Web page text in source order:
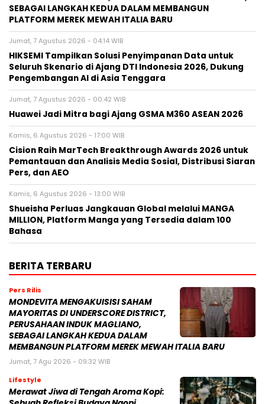
SEBAGAI LANGKAH KEDUA DALAM MEMBANGUN
PLATFORM MEREK MEWAH ITALIA BARU
Jumat, 7 Agustus 2026 - 04:14 WIB
HIKSEMI Tampilkan Solusi Penyimpanan Data untuk
Seluruh Skenario di Ajang DTI Indonesia 2026, Dukung
Pengembangan AI di Asia Tenggara
Jumat, 7 Agustus 2026 - 00:42 WIB
Huawei Jadi Mitra bagi Ajang GSMA M360 ASEAN 2026
Kamis, 6 Agustus 2026 - 17:00 WIB
Cision Raih MarTech Breakthrough Awards 2026 untuk
Pemantauan dan Analisis Media Sosial, Distribusi Siaran
Pers, dan AEO
Kamis, 6 Agustus 2026 - 13:00 WIB
Shueisha Perluas Jangkauan Global melalui MANGA
MILLION, Platform Manga yang Tersedia dalam 100
Bahasa
BERITA TERBARU
Pers Rilis
MONDEVITA MENGAKUISISI SAHAM
MAYORITAS DI UNDERSCORE DISTRICT,
PERUSAHAAN INDUK MAGLIANO,
SEBAGAI LANGKAH KEDUA DALAM
MEMBANGUN PLATFORM MEREK MEWAH ITALIA BARU
Jumat, 7 Agu 2026 - 09:32 WIB
Lifestyle
Merawat Jiwa di Tengah Aroma Kopi: